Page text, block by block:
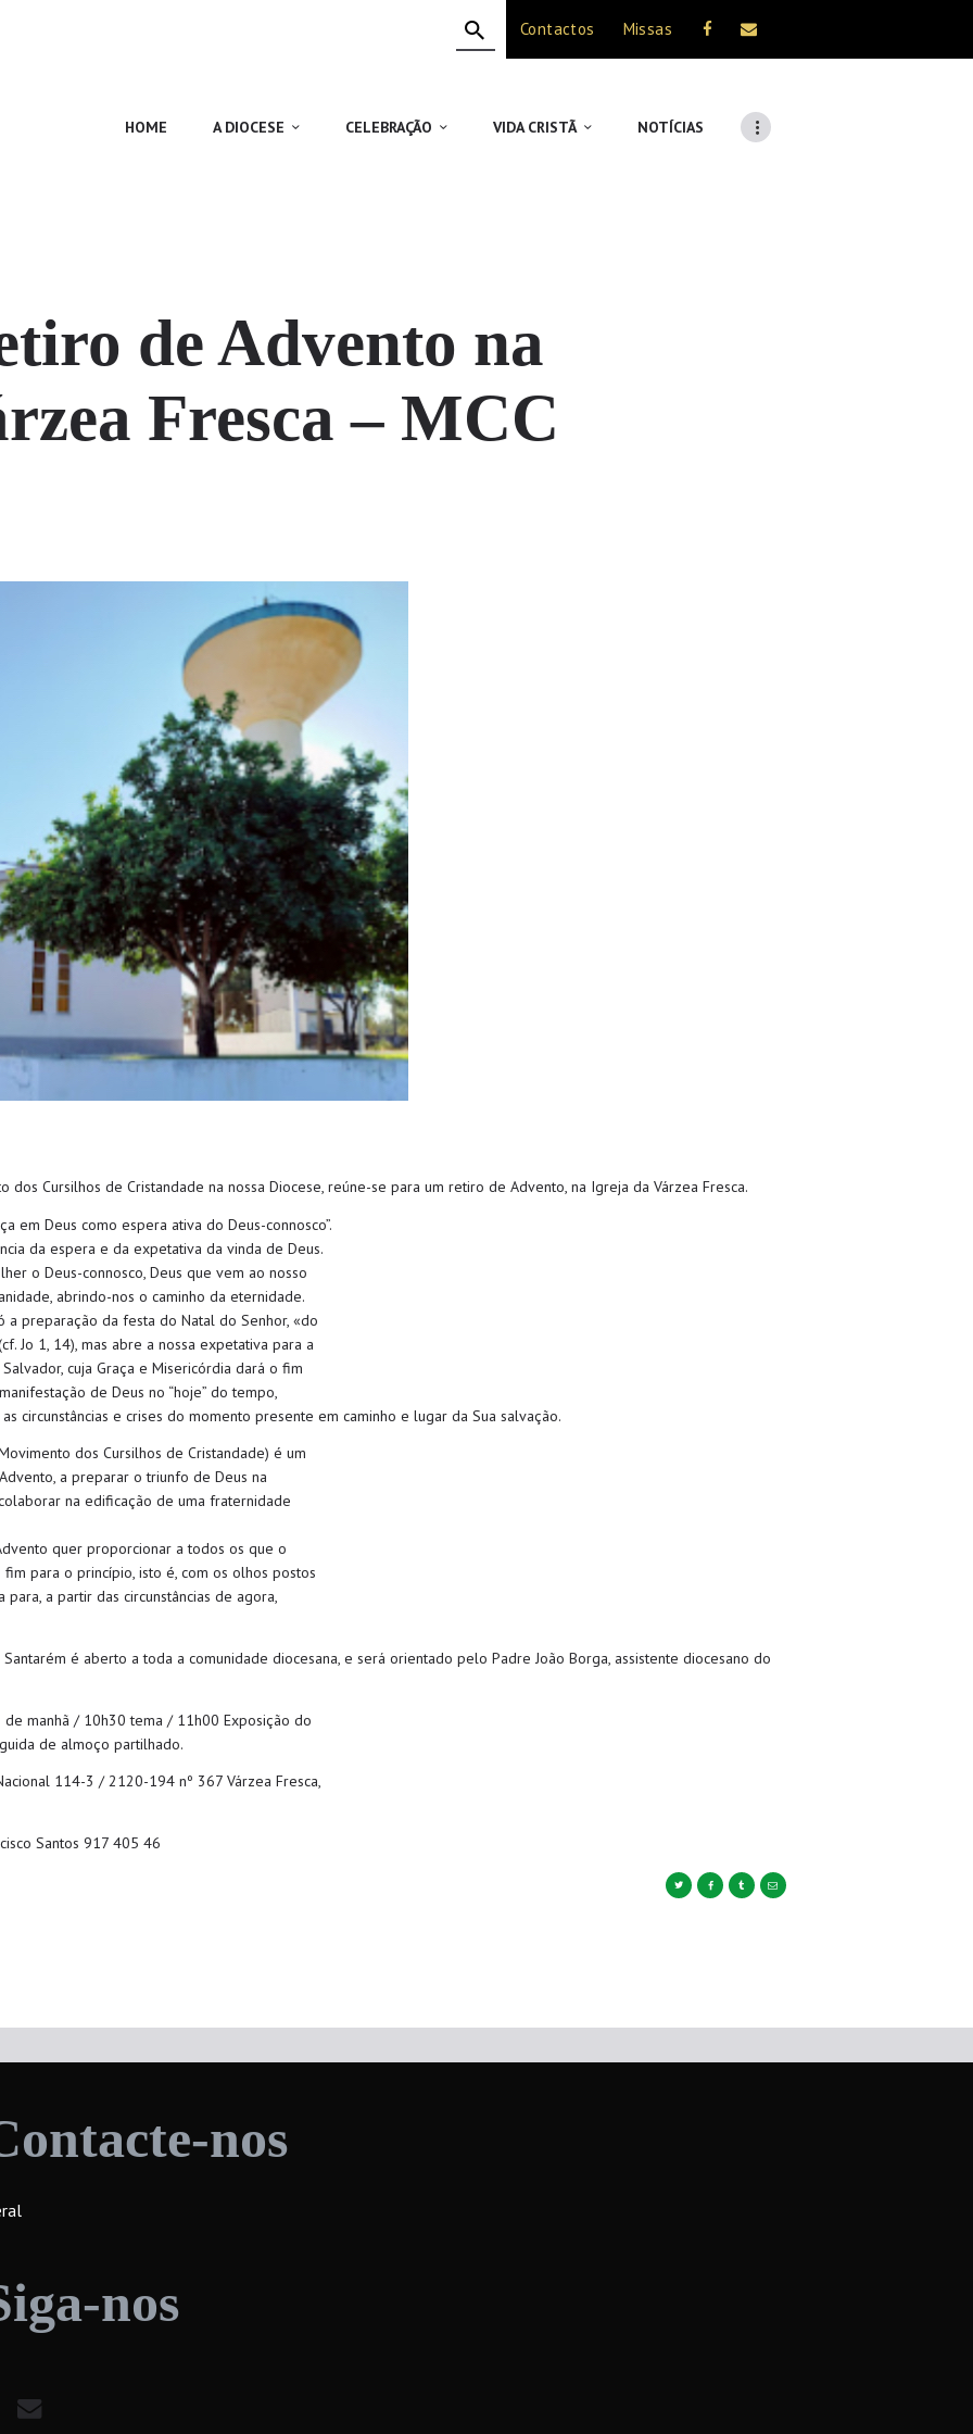
Contactos Missas
HOME A DIOCESE CELEBRAÇÃO VIDA CRISTÃ NOTÍCIAS
de Advento na
Fresca – MCC
Cursilhos de Cristandade na nossa Diocese, reúne-se para um retiro de Advento, na Igreja da Várzea Fresca.
em Deus como espera ativa do Deus-connosco”.
da espera e da expetativa da vinda de Deus.
o Deus-connosco, Deus que vem ao nosso
abrindo-nos o caminho da eternidade.
preparação da festa do Natal do Senhor, «do
Jo 1, 14), mas abre a nossa expetativa para a
cuja Graça e Misericórdia dará o fim
de Deus no “hoje” do tempo,
as circunstâncias e crises do momento presente em caminho e lugar da Sua salvação.
dos Cursilhos de Cristandade) é um
a preparar o triunfo de Deus na
na edificação de uma fraternidade
quer proporcionar a todos os que o
para o princípio, isto é, com os olhos postos
a partir das circunstâncias de agora,
é aberto a toda a comunidade diocesana, e será orientado pelo Padre João Borga, assistente diocesano do
manhã / 10h30 tema / 11h00 Exposição do
de almoço partilhado.
114-3 / 2120-194 nº 367 Várzea Fresca,
Santos 917 405 46
nos
nos